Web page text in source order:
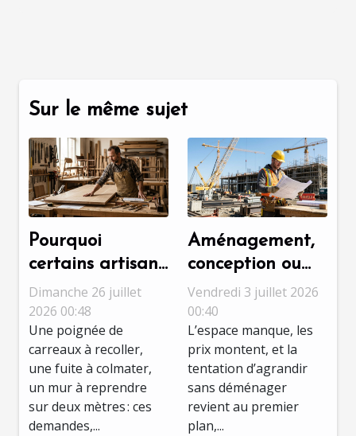
Sur le même sujet
Pourquoi
certains artisans
refusent les
petits travaux,
décryptage d’un
choix
stratégique
Dimanche 26 juillet
2026 00:48
Une poignée de
carreaux à recoller,
une fuite à colmater,
un mur à reprendre
sur deux mètres : ces
demandes,...
Aménagement,
conception ou
chantier : quelle
étape révèle
vraiment le
talent ?
Vendredi 3 juillet 2026
00:40
L’espace manque, les
prix montent, et la
tentation d’agrandir
sans déménager
revient au premier
plan,...